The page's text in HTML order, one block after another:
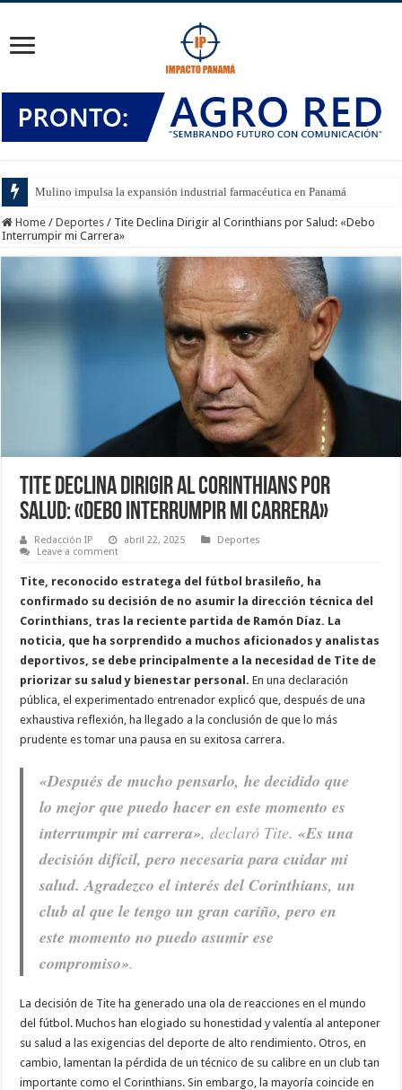
Mulino impulsa la expansión industrial farmacéutica en Panamá
Home / Deportes / Tite Declina Dirigir al Corinthians por Salud: «Debo
Interrumpir mi Carrera»
Tite Declina Dirigir al Corinthians por
Salud: «Debo Interrumpir mi Carrera»
Redacción IP abril 22, 2025
Deportes
Leave a comment
Tite, reconocido estratega del fútbol brasileño, ha
confirmado su decisión de no asumir la dirección técnica del
Corinthians, tras la reciente partida de Ramón Díaz. La
noticia, que ha sorprendido a muchos aficionados y analistas
deportivos, se debe principalmente a la necesidad de Tite de
priorizar su salud y bienestar personal. En una declaración
pública, el experimentado entrenador explicó que, después de una
exhaustiva reflexión, ha llegado a la conclusión de que lo más
prudente es tomar una pausa en su exitosa carrera.
«Después de mucho pensarlo, he decidido que
lo mejor que puedo hacer en este momento es
interrumpir mi carrera», declaró Tite.«Es una
decisión difícil, pero necesaria para cuidar mi
salud. Agradezco el interés del Corinthians, un
club al que le tengo un gran cariño, pero en
este momento no puedo asumir ese
compromiso».
La decisión de Tite ha generado una ola de reacciones en el mundo
del fútbol. Muchos han elogiado su honestidad y valentía al anteponer
su salud a las exigencias del deporte de alto rendimiento. Otros, en
cambio, lamentan la pérdida de un técnico de su calibre en un club tan
importante como el Corinthians. Sin embargo, la mayoría coincide en